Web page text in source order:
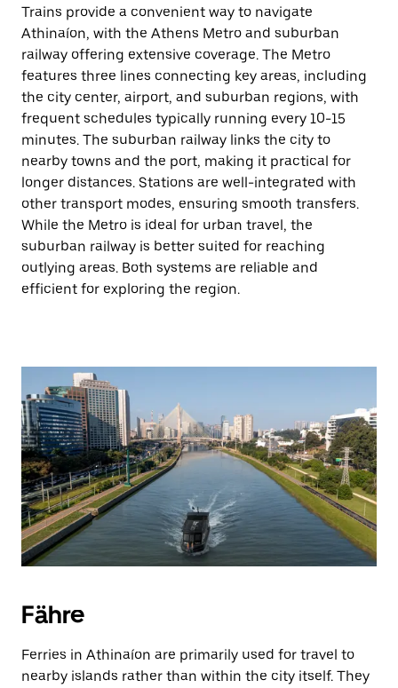
Trains provide a convenient way to navigate
Athinaíon, with the Athens Metro and suburban
railway offering extensive coverage. The Metro
features three lines connecting key areas, including
the city center, airport, and suburban regions, with
frequent schedules typically running every 10-15
minutes. The suburban railway links the city to
nearby towns and the port, making it practical for
longer distances. Stations are well-integrated with
other transport modes, ensuring smooth transfers.
While the Metro is ideal for urban travel, the
suburban railway is better suited for reaching
outlying areas. Both systems are reliable and
efficient for exploring the region.
Fähre
Ferries in Athinaíon are primarily used for travel to
nearby islands rather than within the city itself. They